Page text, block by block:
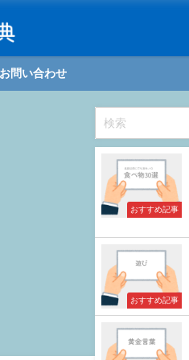
お問い合わせ
おすすめ記事
おすすめ記事